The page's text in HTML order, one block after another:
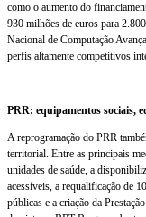
como o aumento do
930 milhões de euros para
Nacional de Computação
perfis altamente competitivos
PRR: equipamentos sociais,
A reprogramação do PRR
territorial. Entre as principais
unidades de saúde, a
acessíveis, a requalificação de
públicas e a criação da